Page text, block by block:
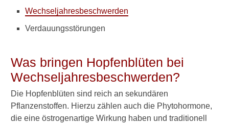
Wechseljahresbeschwerden
Verdauungsstörungen
Was bringen Hopfenblüten bei
Wechseljahresbeschwerden?
Die Hopfenblüten sind reich an sekundären
Pflanzenstoffen. Hierzu zählen auch die Phytohormone,
die eine östrogenartige Wirkung haben und traditionell
W
i
e
r
e
i
e
t
m